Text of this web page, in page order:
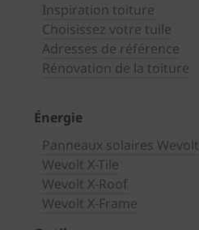
Inspiration toiture
Choisissez votre tuile
Adresses de référence
Rénovation de la toiture
Énergie
Panneaux solaires Wevolt
Wevolt X-Tile
Wevolt X-Roof
Wevolt X-Frame